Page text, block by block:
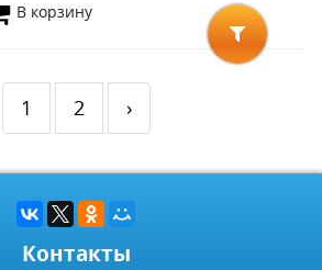
В корзину
1 2 ›
Контакты